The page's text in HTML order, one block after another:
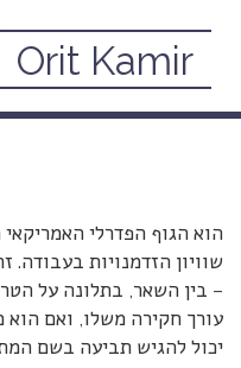
Orit Kamir
כמליון דולר
שוויון הזדמנויות בעבודה.
בין השאר, בתלונה על
יכול להגיש תביעה בשם